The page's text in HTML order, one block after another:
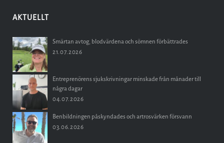
AKTUELLT
Smärtan avtog, blodvärdena och sömnen förbättrades
21.07.2026
Entreprenörens sjukskrivningar minskade från månader till
några dagar
04.07.2026
Benbildningen påskyndades och artrosvärken försvann
03.06.2026